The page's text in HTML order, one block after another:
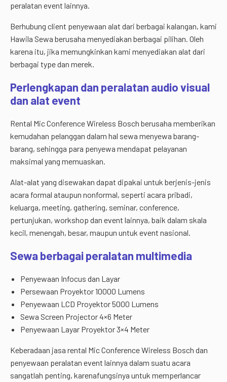
peralatan event lainnya.
Berhubung client penyewaan alat dari berbagai kalangan, kami
Hawila Sewa berusaha menyediakan berbagai pilihan. Oleh
karena itu, jika memungkinkan kami menyediakan alat dari
berbagai type dan merek.
Perlengkapan dan peralatan audio visual
dan alat event
Rental Mic Conference Wireless Bosch berusaha memberikan
kemudahan pelanggan dalam hal sewa menyewa barang-
barang, sehingga para penyewa mendapat pelayanan
maksimal yang memuaskan.
Alat-alat yang disewakan dapat dipakai untuk berjenis-jenis
acara formal ataupun nonformal, seperti acara pribadi,
keluarga, meeting, gathering, seminar, conference,
pertunjukan, workshop dan event lainnya, baik dalam skala
kecil, menengah, besar, maupun untuk event nasional.
Sewa berbagai peralatan multimedia
Penyewaan Infocus dan Layar
Persewaan Proyektor 10000 Lumens
Penyewaan LCD Proyektor 5000 Lumens
Sewa Screen Projector 4×6 Meter
Penyewaan Layar Proyektor 3×4 Meter
Keberadaan jasa rental Mic Conference Wireless Bosch dan
penyewaan peralatan event lainnya dalam suatu acara
sangatlah penting, karenafungsinya untuk memperlancar